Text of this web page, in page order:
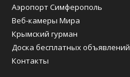
Аэропорт Симферополь
Веб-камеры Мира
Крымский гурман
Доска бесплатных объявлений
Контакты